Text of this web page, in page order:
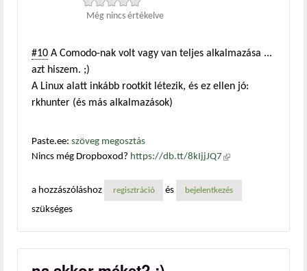
Még nincs értékelve
#10 A Comodo-nak volt vagy van teljes alkalmazása ...
azt hiszem. ;)
A Linux alatt inkább rootkit létezik, és ez ellen jó:
rkhunter (és más alkalmazások)
Paste.ee: szöveg megosztás
Nincs még Dropboxod? https://db.tt/8kIjjJQ7 (külső
a hozzászóláshoz
regisztráció és bejelentkezés
szükséges